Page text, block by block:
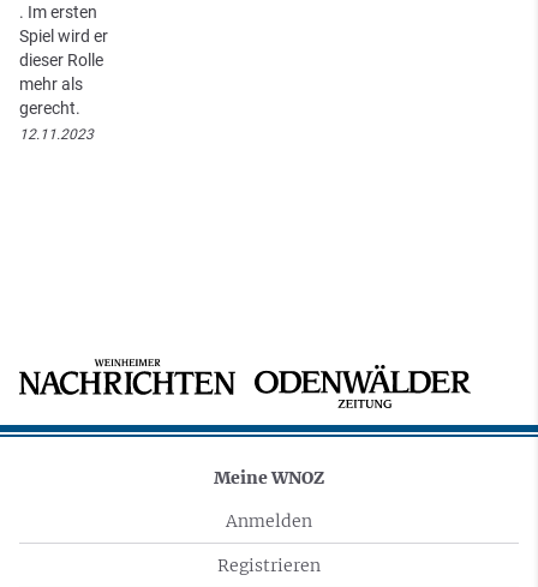
. Im ersten
Spiel wird er
dieser Rolle
mehr als
gerecht.
12.11.2023
Meine WNOZ
Anmelden
Registrieren